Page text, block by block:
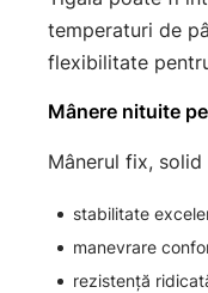
temperaturi de
flexibilitate
Mânere nituite
Mânerul fix,
stabilitate
manevrare
rezistență